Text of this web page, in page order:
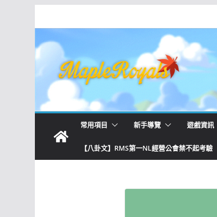
常用項目 新手導覽 遊戲資訊
【八卦文】RMS第一NL經營公會禁不起考驗